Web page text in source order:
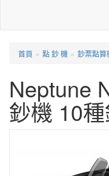
首頁 » 點 鈔 機 » 鈔票點算
Neptune
鈔機 10